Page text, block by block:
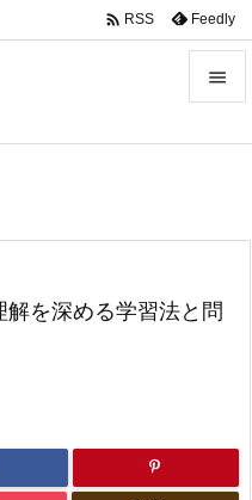



 RSS Feedly
を深める学習法と問